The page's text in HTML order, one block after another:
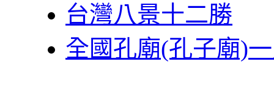
台灣八景十二勝
全國孔廟(孔子廟)